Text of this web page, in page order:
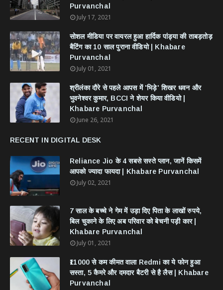
Purvanchal
July 17, 2021
सोशल मीडिया पर वायरल हुआ हार्दिक पांड्या की ताबड़तोड़
बैटिंग का 10 साल पुराना वीडियो | Khabare
Purvanchal
July 01, 2021
श्रीलंका दौरे से पहले आपस में 'भिड़े' शिखर धवन और
भुवनेश्वर कुमार, BCCI ने शेयर किया वीडियो |
Khabare Purvanchal
June 26, 2021
RECENT IN DIGITAL DESK
Reliance Jio के 4 सबसे सस्ते प्लान, जानें किसमें
आपको ज्यादा फायदा | Khabare Purvanchal
July 02, 2021
7 साल के बच्चे ने गेम में उड़ा दिए पिता के लाखों रुपये,
बिल चुकाने के लिए अब परिवार को बेचनी पड़ी कार |
Khabare Purvanchal
July 01, 2021
₹11000 से कम कीमत वाला Redmi का ये फोन हुआ
सस्ता, 5 कैमरे और दमदार बैटरी से है लैस | Khabare
Purvanchal